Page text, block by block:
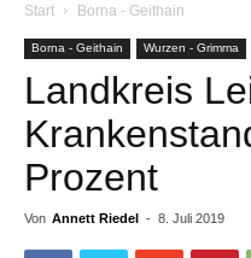
Start Borna - Geithain
Borna - Geithain Wurzen - Grimma
Landkreis
Prozent
Von Annett Riedel - 8. Juli 2019